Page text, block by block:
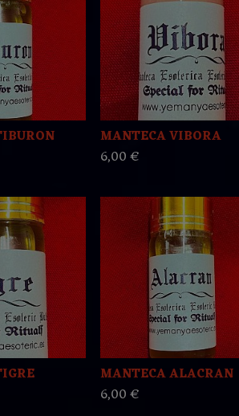
MANTECA VIBORA
6,00 €
MANTECA ALACRAN
6,00 €